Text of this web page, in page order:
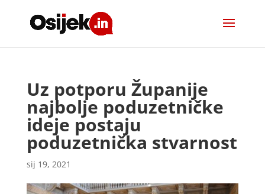
Uz potporu Županije
najbolje poduzetničke
ideje postaju
poduzetnička stvarnost
sij 19, 2021